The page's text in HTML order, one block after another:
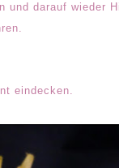
darauf wieder
eindecken.